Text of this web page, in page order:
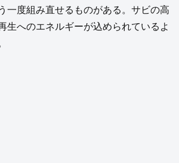
一度組み直せるものがある。サビの高
生へのエネルギーが込められているよ